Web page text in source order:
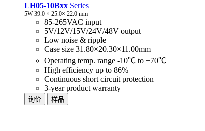
LH05-10Bxx Series
5W 39.0 × 25.0× 22.0 mm
85-265VAC input
5V/12V/15V/24V/48V output
Low noise & ripple
Case size 31.80×20.30×11.00mm
Operating temp. range -10℃ to +70℃
High efficiency up to 86%
Continuous short circuit protection
3-year product warranty
询价 样品